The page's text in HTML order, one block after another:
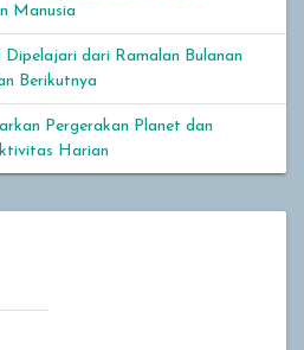
Manusia
dari Ramalan Bulanan
Berikutnya
Pergerakan Planet dan
Harian